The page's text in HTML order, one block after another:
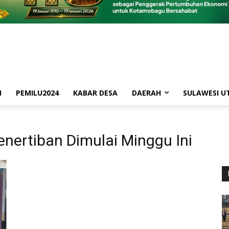
PEMILU2024 KABAR DESA DAERAH SULAWESI
Dimulai Minggu Ini